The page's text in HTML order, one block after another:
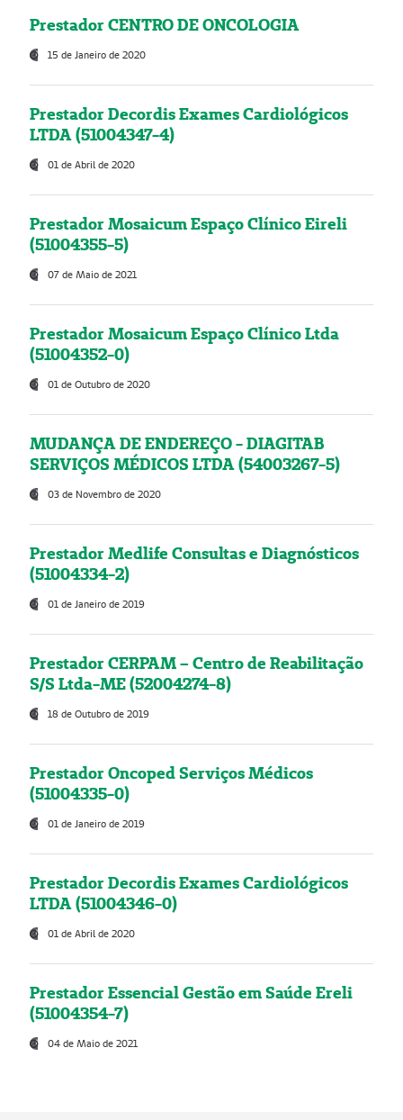
Prestador CENTRO DE ONCOLOGIA
15 de Janeiro de 2020
Prestador Decordis Exames Cardiológicos
LTDA (51004347-4)
01 de Abril de 2020
Prestador Mosaicum Espaço Clínico Eireli
(51004355-5)
07 de Maio de 2021
Prestador Mosaicum Espaço Clínico Ltda
(51004352-0)
01 de Outubro de 2020
MUDANÇA DE ENDEREÇO - DIAGITAB
SERVIÇOS MÉDICOS LTDA (54003267-5)
03 de Novembro de 2020
Prestador Medlife Consultas e Diagnósticos
(51004334-2)
01 de Janeiro de 2019
Prestador CERPAM – Centro de Reabilitação
S/S Ltda-ME (52004274-8)
18 de Outubro de 2019
Prestador Oncoped Serviços Médicos
(51004335-0)
01 de Janeiro de 2019
Prestador Decordis Exames Cardiológicos
LTDA (51004346-0)
01 de Abril de 2020
Prestador Essencial Gestão em Saúde Ereli
(51004354-7)
04 de Maio de 2021